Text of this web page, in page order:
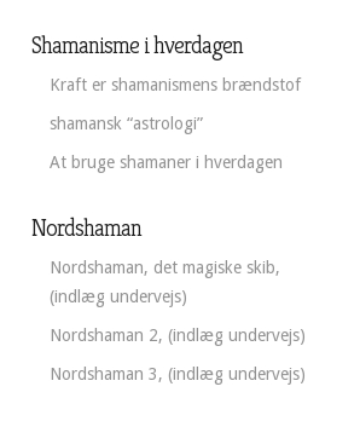
Shamanisme i hverdagen
Kraft er shamanismens brændstof
shamansk “astrologi”
At bruge shamaner i hverdagen
Nordshaman
Nordshaman, det magiske skib,
(indlæg undervejs)
Nordshaman 2, (indlæg undervejs)
Nordshaman 3, (indlæg undervejs)